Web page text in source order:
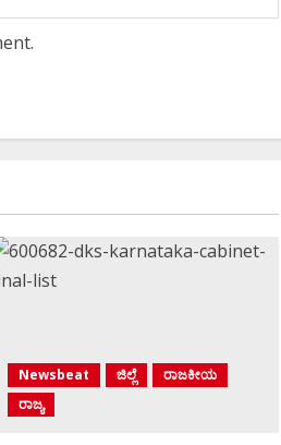
Newsbeat ಜಿಲ್ಲೆ
ರಾಜಕೀಯ
ರಾಜ್ಯ